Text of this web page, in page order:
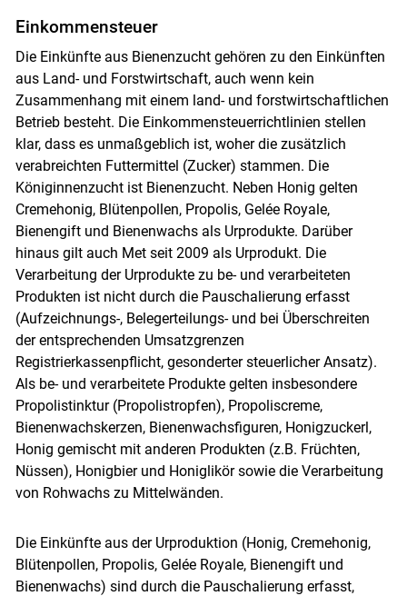
Einkommensteuer
Die Einkünfte aus Bienenzucht gehören zu den Einkünften
aus Land- und Forstwirtschaft, auch wenn kein
Zusammenhang mit einem land- und forstwirtschaftlichen
Betrieb besteht. Die Einkommensteuerrichtlinien stellen
klar, dass es unmaßgeblich ist, woher die zusätzlich
verabreichten Futtermittel (Zucker) stammen. Die
Königinnenzucht ist Bienenzucht. Neben Honig gelten
Cremehonig, Blütenpollen, Propolis, Gelée Royale,
Bienengift und Bienenwachs als Urprodukte. Darüber
hinaus gilt auch Met seit 2009 als Urprodukt. Die
Verarbeitung der Urprodukte zu be- und verarbeiteten
Produkten ist nicht durch die Pauschalierung erfasst
(Aufzeichnungs-, Belegerteilungs- und bei Überschreiten
der entsprechenden Umsatzgrenzen
Registrierkassenpflicht, gesonderter steuerlicher Ansatz).
Als be- und verarbeitete Produkte gelten insbesondere
Propolistinktur (Propolistropfen), Propoliscreme,
Bienenwachskerzen, Bienenwachsfiguren, Honigzuckerl,
Honig gemischt mit anderen Produkten (z.B. Früchten,
Nüssen), Honigbier und Honiglikör sowie die Verarbeitung
von Rohwachs zu Mittelwänden.
Die Einkünfte aus der Urproduktion (Honig, Cremehonig,
Blütenpollen, Propolis, Gelée Royale, Bienengift und
Bienenwachs) sind durch die Pauschalierung erfasst,